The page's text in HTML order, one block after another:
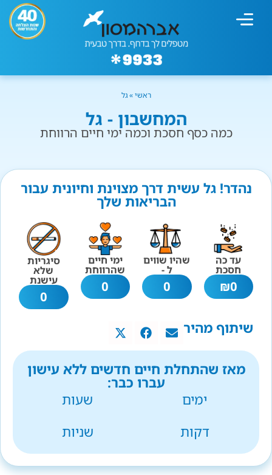
ראשי»גל
המחשבון - גל
כמה כסף חסכת וכמה ימי חיים הרווחת
נהדר! גל עשית דרך מצוינת וחיונית עבור
הבריאות שלך
עד כה
חסכת
0
₪
שהיו שווים
ל -
0
ימי חיים
שהרווחת
0
סיגריות
שלא
עישנת
0
שיתוף מהיר
מאז שהתחלת חיים חדשים ללא עישון
עברו כבר:
ימים
שעות
דקות
שניות